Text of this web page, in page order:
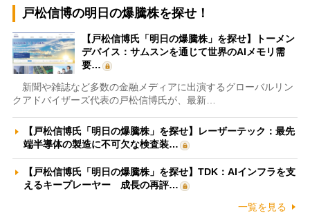
戸松信博の明日の爆騰株を探せ！
【戸松信博氏「明日の爆騰株」を探せ】トーメン
デバイス：サムスンを通じて世界のAIメモリ需
要…
新聞や雑誌など多数の金融メディアに出演するグローバルリン
クアドバイザーズ代表の戸松信博氏が、最新…
【戸松信博氏「明日の爆騰株」を探せ】レーザーテック：最先
端半導体の製造に不可欠な検査装…
【戸松信博氏「明日の爆騰株」を探せ】TDK：AIインフラを支
えるキープレーヤー 成長の再評…
一覧を見る